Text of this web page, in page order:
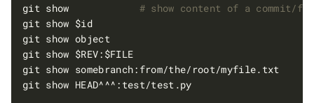
git show # show content of a commit/
git show $id
git show object